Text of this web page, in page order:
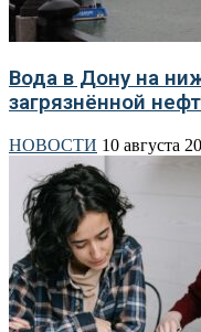
Вода в Дону на
загрязнённой
НОВОСТИ 10 августа